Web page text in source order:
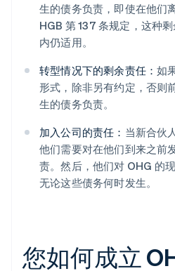
生的债务负责，即使在他们
HGB 第 137 条规定，这种
内仍适用。
转型情况下的剩余责任：如
形式，除非另有约定，否则
生的债务负责。
加入公司的责任： 当新合伙
他们需要对在他们到来之前
责。然后，他们对 OHG 的
无论这些债务何时发生。
您如何成立